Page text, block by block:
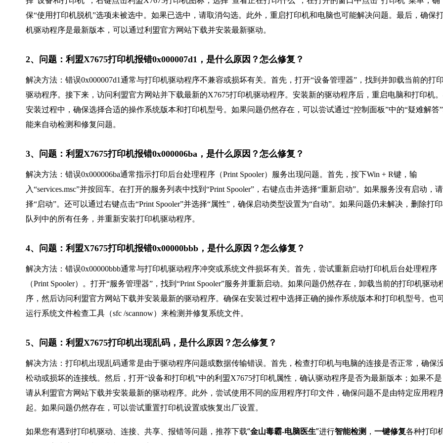
保“使用打印机脱机”选项未被选中。如果已选中，请取消勾选。此外，重启打印机和电脑也可能解决问题。最后，确保
机驱动程序是最新版本，可以通过利盟官方网站下载并安装最新驱动。
2、问题：利盟X7675打印机报错0x000007d1，是什么原因？怎么修复？
解决方法：错误0x000007d1通常与打印机驱动程序不兼容或损坏有关。首先，打开“设备管理器”，找到并卸载当前的打
驱动程序。接下来，访问利盟官方网站并下载最新的X7675打印机驱动程序。安装新的驱动程序后，重启电脑和打印机
安装过程中，确保选择合适的操作系统版本和打印机型号。如果问题仍然存在，可以尝试通过“控制面板”中的“疑难解答
能来自动检测和修复问题。
3、问题：利盟X7675打印机报错0x000006ba，是什么原因？怎么修复？
解决方法：错误0x000006ba通常指示打印后台处理程序（Print Spooler）服务出现问题。首先，按下Win + R键，输
入“services.msc”并按回车。在打开的服务列表中找到“Print Spooler”，右键点击并选择“重新启动”。如果服务没有启动，
择“启动”。还可以通过右键点击“Print Spooler”并选择“属性”，确保启动类型设置为“自动”。如果问题仍未解决，删除打
队列中的所有任务，并重新安装打印机驱动程序。
4、问题：利盟X7675打印机报错0x00000bbb，是什么原因？怎么修复？
解决方法：错误0x00000bbb通常与打印机驱动程序冲突或系统文件损坏有关。首先，尝试重新启动打印机后台处理程序
（Print Spooler）。打开“服务管理器”，找到“Print Spooler”服务并重新启动。如果问题仍然存在，卸载当前的打印机驱动
序，然后访问利盟官方网站下载并安装最新的驱动程序。确保在安装过程中选择正确的操作系统版本和打印机型号。也
运行系统文件检查工具（sfc /scannow）来检测并修复系统文件。
5、问题：利盟X7675打印机出现乱码，是什么原因？怎么修复？
解决方法：打印机出现乱码通常是由于驱动程序问题或数据传输错误。首先，检查打印机与电脑的连接是否正常，确保
松动或损坏的连接线。然后，打开“设备和打印机”中的利盟X7675打印机属性，确认驱动程序是否为最新版本；如果不是
请从利盟官方网站下载并安装最新的驱动程序。此外，尝试使用不同的应用程序打印文件，确保问题不是由特定应用程序
起。如果问题仍然存在，可以尝试重置打印机设置或恢复出厂设置。
如果您有遇到打印机驱动、连接、共享、报错等问题，推荐下载“金山毒霸-电脑医生”进行智能检测 ， 一键修复各种打印